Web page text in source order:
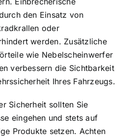
den Einsatz von
oder
werden. Zusätzliche
wie Nebelscheinwerfer
verbessern die Sichtbarkeit
Ihres Fahrzeugs.
Sicherheit sollten Sie
eingehen und stets auf
Produkte setzen. Achten